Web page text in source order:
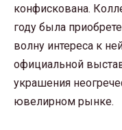
конфискована.
году была
волну интереса к
официальной
украшения
ювелирном рынке.